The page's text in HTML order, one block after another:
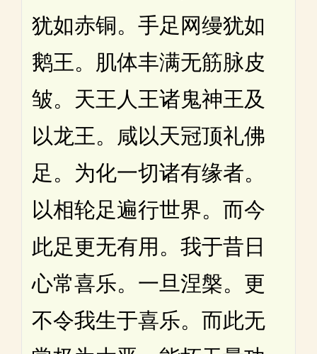
犹如赤铜。手足网缦犹如
鹅王。肌体丰满无筋脉皮
皱。天王人王诸鬼神王及
以龙王。咸以天冠顶礼佛
足。为化一切诸有缘者。
以相轮足遍行世界。而今
此足更无有用。我于昔日
心常喜乐。一旦涅槃。更
不令我生于喜乐。而此无